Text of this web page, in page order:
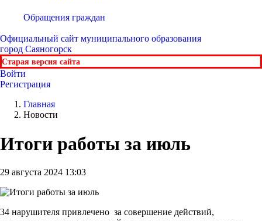
Обращения граждан
Официальный сайт муниципального образования
город Саяногорск
Старая версия сайта
Войти
Регистрация
Главная
Новости
Итоги работы за июль
29 августа 2024 13:03
34 нарушителя привлечено за совершение действий,